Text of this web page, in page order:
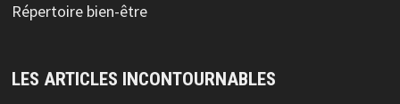
Répertoire bien-être
LES ARTICLES INCONTOURNABLES